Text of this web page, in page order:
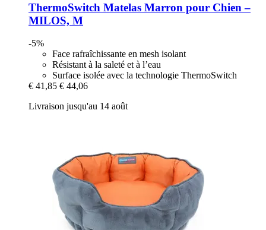
ThermoSwitch Matelas Marron pour Chien –
MILOS, M
-5%
Face rafraîchissante en mesh isolant
Résistant à la saleté et à l’eau
Surface isolée avec la technologie ThermoSwitch
€ 41,85 € 44,06
Livraison jusqu'au 14 août